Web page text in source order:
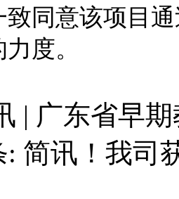
致同意该项目
度。
| 广东省早
: 简讯！我司